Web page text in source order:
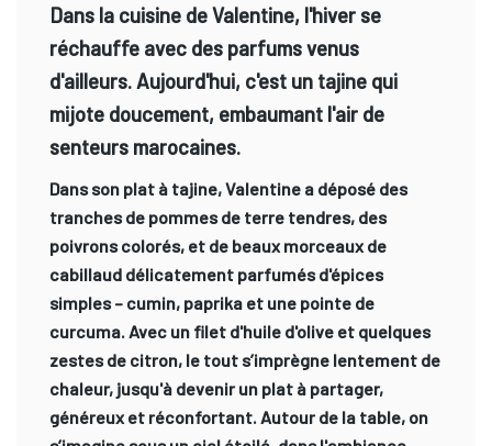
Dans la cuisine de Valentine, l'hiver se
réchauffe avec des parfums venus
d'ailleurs. Aujourd'hui, c'est un tajine qui
mijote doucement, embaumant l'air de
senteurs marocaines.
Dans son plat à tajine, Valentine a déposé des
tranches de pommes de terre tendres, des
poivrons colorés, et de beaux morceaux de
cabillaud délicatement parfumés d'épices
simples – cumin, paprika et une pointe de
curcuma. Avec un filet d'huile d'olive et quelques
zestes de citron, le tout s’imprègne lentement de
chaleur, jusqu'à devenir un plat à partager,
généreux et réconfortant. Autour de la table, on